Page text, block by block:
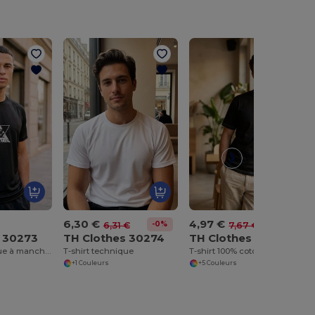
T-shirt technique à manches courtes en polyester
6,30 € 6,31 € -0%
TH Clothes 30274
T-shirt technique
+1 Couleurs
4,97 € 7,67 €
TH Clothes 30277
T-shirt 100% coton
+5 Couleurs